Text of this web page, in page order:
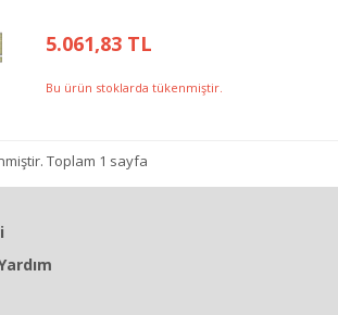
5.061,83 TL
Bu ürün stoklarda tükenmiştir.
Toplam 1 sayfa